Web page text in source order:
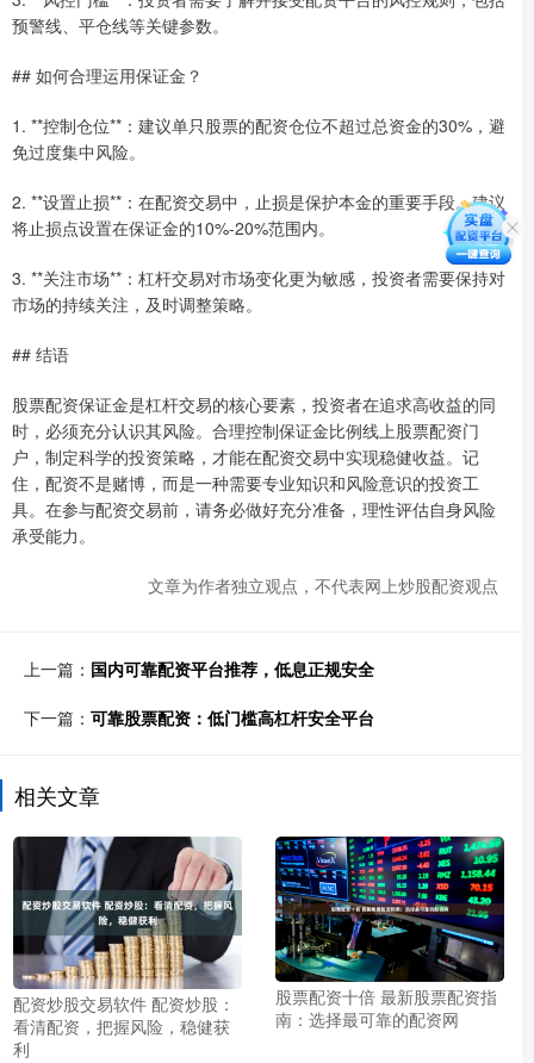
预警线、平仓线等关键参数。
## 如何合理运用保证金？
1. **控制仓位**：建议单只股票的配资仓位不超过总资金的30%，避
免过度集中风险。
2. **设置止损**：在配资交易中，止损是保护本金的重要手段。建议
将止损点设置在保证金的10%-20%范围内。
3. **关注市场**：杠杆交易对市场变化更为敏感，投资者需要保持对
市场的持续关注，及时调整策略。
## 结语
股票配资保证金是杠杆交易的核心要素，投资者在追求高收益的同
时，必须充分认识其风险。合理控制保证金比例线上股票配资门
户，制定科学的投资策略，才能在配资交易中实现稳健收益。记
住，配资不是赌博，而是一种需要专业知识和风险意识的投资工
具。在参与配资交易前，请务必做好充分准备，理性评估自身风险
承受能力。
文章为作者独立观点，不代表网上炒股配资观点
上一篇： 国内可靠配资平台推荐，低息正规安全
下一篇： 可靠股票配资：低门槛高杠杆安全平台
相关文章
配资炒股交易软件 配资炒股：
看清配资，把握风险，稳健获
利
股票配资十倍 最新股票配资指
南：选择最可靠的配资网